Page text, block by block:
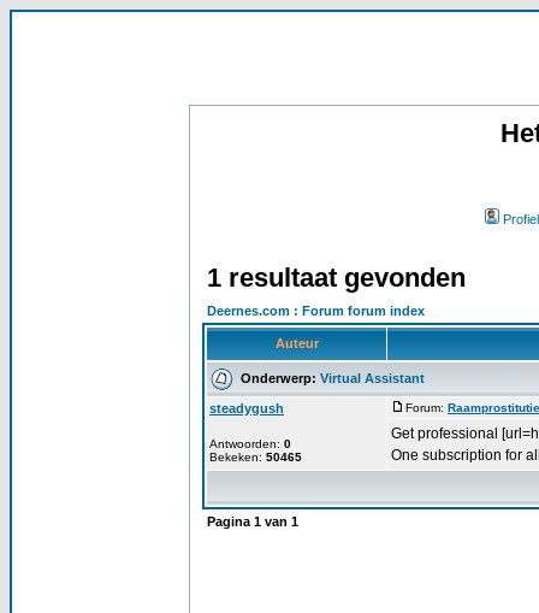
Profiel
1 resultaat gevonden
Deernes.com : Forum forum index
Auteur
Onderwerp: Virtual Assistant
steadygush
Antwoorden: 0
Bekeken: 50465
Forum:
Get professional
One subscription for
Pagina 1 van 1